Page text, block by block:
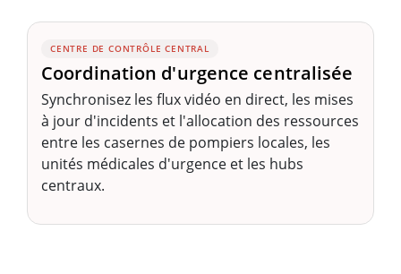
CENTRE DE CONTRÔLE CENTRAL
Coordination d'urgence centralisée
Synchronisez les flux vidéo en direct, les mises
à jour d'incidents et l'allocation des ressources
entre les casernes de pompiers locales, les
unités médicales d'urgence et les hubs
centraux.